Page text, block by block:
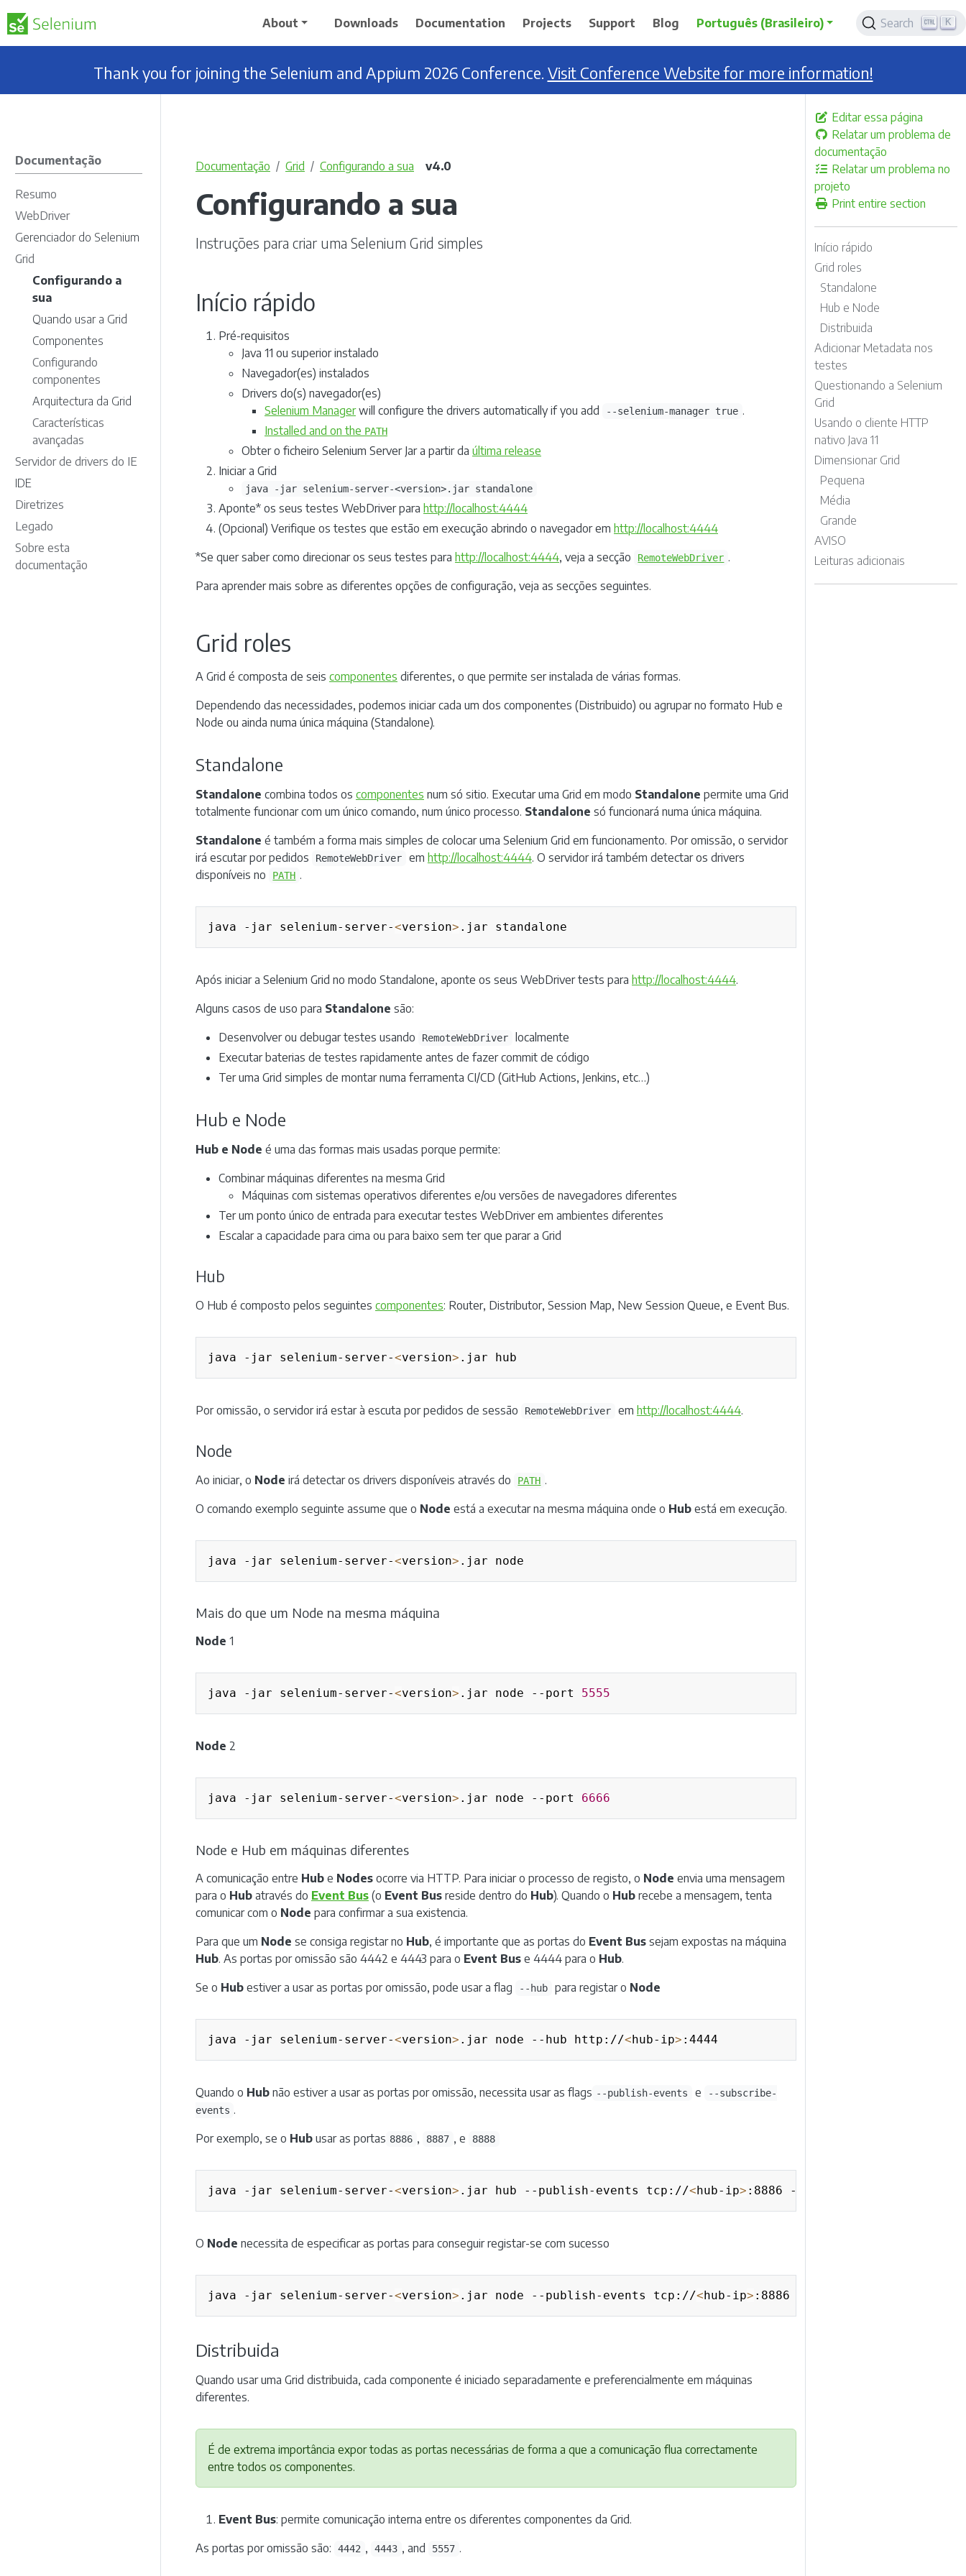
About Downloads Documentation Projects Support Blog Português (Brasileiro) Search K
Thank you for joining the Selenium and Appium 2026 Conference. Visit Conference Website for more information!
Documentação
Resumo
WebDriver
Gerenciador do Selenium
Grid
Configurando a
sua
Quando usar a Grid
Componentes
Configurando
componentes
Arquitectura da Grid
Características
avançadas
Servidor de drivers do IE
IDE
Diretrizes
Legado
Sobre esta
documentação
Editar essa página
Relatar um problema de
documentação
Relatar um problema no
projeto
Print entire section
Início rápido
Grid roles
Standalone
Hub e Node
Distribuida
Adicionar Metadata nos
testes
Questionando a Selenium
Grid
Usando o cliente HTTP
nativo Java 11
Dimensionar Grid
Pequena
Média
Grande
AVISO
Leituras adicionais
Documentação Grid Configurando a sua v4.0
Configurando a sua
Instruções para criar uma Selenium Grid simples
Início rápido
Pré-requisitos
Java 11 ou superior instalado
Navegador(es) instalados
Drivers do(s) navegador(es)
Selenium Managerwill configure the drivers automatically if you add --selenium-manager true .
Installed and on the PATH
Obter o ficheiro Selenium Server Jar a partir da última release
Iniciar a Grid
java -jar selenium-server-<version>.jar standalone
Aponte* os seus testes WebDriver para http://localhost:4444
(Opcional) Verifique os testes que estão em execução abrindo o navegador em http://localhost:4444
*Se quer saber como direcionar os seus testes para http://localhost:4444, veja a secção RemoteWebDriver .
Para aprender mais sobre as diferentes opções de configuração, veja as secções seguintes.
Grid roles
A Grid é composta de seis componentes diferentes, o que permite ser instalada de várias formas.
Dependendo das necessidades, podemos iniciar cada um dos componentes (Distribuido) ou agrupar no formato Hub e
Node ou ainda numa única máquina (Standalone).
Standalone
Standalone combina todos os componentes num só sitio. Executar uma Grid em modo Standalone permite uma Grid
totalmente funcionar com um único comando, num único processo. Standalone só funcionará numa única máquina.
Standalone é também a forma mais simples de colocar uma Selenium Grid em funcionamento. Por omissão, o servidor
irá escutar por pedidos
RemoteWebDriver em http://localhost:4444. O servidor irá também detectar os drivers
disponíveis no
PATH .
java -jar selenium-server-<version>
Após iniciar a Selenium Grid no modo Standalone, aponte os seus WebDriver tests para http://localhost:4444.
Alguns casos de uso para Standalone são:
Desenvolver ou debugar testes usando
RemoteWebDriver
localmente
Executar baterias de testes rapidamente antes de fazer commit de código
Ter uma Grid simples de montar numa ferramenta CI/CD (GitHub Actions, Jenkins, etc…)
Hub e Node
Hub e Node é uma das formas mais usadas porque permite:
Combinar máquinas diferentes na mesma Grid
Máquinas com sistemas operativos diferentes e/ou versões de navegadores diferentes
Ter um ponto único de entrada para executar testes WebDriver em ambientes diferentes
Escalar a capacidade para cima ou para baixo sem ter que parar a Grid
Hub
O Hub é composto pelos seguintes componentes: Router, Distributor, Session Map, New Session Queue, e Event Bus.
java -jar selenium-server-<version>
Por omissão, o servidor irá estar à escuta por pedidos de sessão RemoteWebDriver em http://localhost:4444.
Node
Ao iniciar, o Node irá detectar os drivers disponíveis através do PATH .
O comando exemplo seguinte assume que o Node está a executar na mesma máquina onde o Hub está em execução.
java -jar selenium-server-<version>
Mais do que um Node na mesma máquina
Node 1
java -jar selenium-server-<version> .jar node --port 5555
Node 2
java -jar selenium-server-<version> .jar node --port 6666
Node e Hub em máquinas diferentes
A comunicação entre Hub e Nodes ocorre via HTTP. Para iniciar o processo de registo, o Node envia uma mensagem
para o Hub através do Event Bus (o Event Bus reside dentro do Hub). Quando o Hub recebe a mensagem, tenta
comunicar com o Node para confirmar a sua existencia.
Para que um Node se consiga registar no Hub, é importante que as portas do Event Bus sejam expostas na máquina
Hub. As portas por omissão são 4442 e 4443 para o Event Bus e 4444 para o Hub.
Se o Hub estiver a usar as portas por omissão, pode usar a flag --hub para registar o Node
java -jar selenium-server-<version> .jar node --hub http://<hub-ip>
Quando o Hub não estiver a usar as portas por omissão, necessita usar as flags --publish-events e
--subscribe-
events .
Por exemplo, se o Hub usar as portas 8886 , 8887 , e 8888
java -jar selenium-server-<version> .jar hub --publish-events tcp://<hub-ip> :8886 --subscribe-events
O Node necessita de especificar as portas para conseguir registar-se com sucesso
java -jar selenium-server-<version> .jar node --publish-events tcp://<hub-ip> :8886 --subscribe-events
Distribuida
Quando usar uma Grid distribuida, cada componente é iniciado separadamente e preferencialmente em máquinas
diferentes.
É de extrema importância expor todas as portas necessárias de forma a que a comunicação flua correctamente
entre todos os componentes.
Event Bus: permite comunicação interna entre os diferentes componentes da Grid.
As portas por omissão são:
4442 , 4443 , and 5557 .